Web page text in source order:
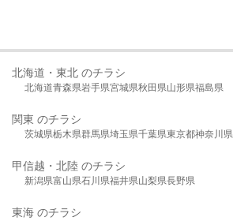
北海道・東北 のチラシ
北海道青森県岩手県宮城県秋田県山形県福島県
関東 のチラシ
茨城県栃木県群馬県埼玉県千葉県東京都神奈川県
甲信越・北陸 のチラシ
新潟県富山県石川県福井県山梨県長野県
東海 のチラシ